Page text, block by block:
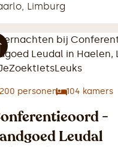
, Limburg
200 personen 104 kamers
-
Leudal